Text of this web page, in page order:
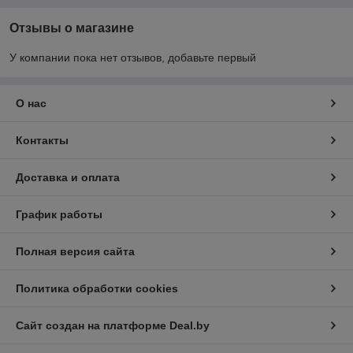
Отзывы о магазине
У компании пока нет отзывов, добавьте первый
О нас
Контакты
Доставка и оплата
График работы
Полная версия сайта
Политика обработки cookies
Сайт создан на платформе Deal.by